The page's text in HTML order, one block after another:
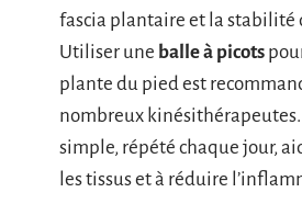
fascia plantaire et la stabilité
Utiliser une balle à picots
plante du pied est
nombreux kinésithérapeutes.
simple, répété chaque jour,
les tissus et à réduire